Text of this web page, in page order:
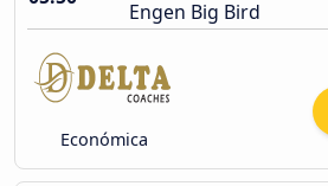
Engen Big Bird
Económica